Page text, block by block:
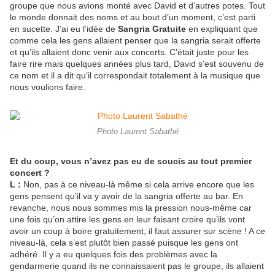
groupe que nous avions monté avec David et d’autres potes. Tout
le monde donnait des noms et au bout d’un moment, c’est parti
en sucette. J’ai eu l’idée de Sangria Gratuite en expliquant que
comme cela les gens allaient penser que la sangria serait offerte
et qu’ils allaient donc venir aux concerts. C’était juste pour les
faire rire mais quelques années plus tard, David s’est souvenu de
ce nom et il a dit qu’il correspondait totalement à la musique que
nous voulions faire.
Photo Laurent Sabathé
Et du coup, vous n’avez pas eu de soucis au tout premier
concert ?
L : Non, pas à ce niveau-là même si cela arrive encore que les
gens pensent qu’il va y avoir de la sangria offerte au bar. En
revanche, nous nous sommes mis la pression nous-même car
une fois qu’on attire les gens en leur faisant croire qu’ils vont
avoir un coup à boire gratuitement, il faut assurer sur scène ! A ce
niveau-là, cela s’est plutôt bien passé puisque les gens ont
adhéré. Il y a eu quelques fois des problèmes avec la
gendarmerie quand ils ne connaissaient pas le groupe, ils allaient